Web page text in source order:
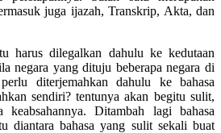
juga ijazah, Transkrip, Akta, dan
harus dilegalkan dahulu ke kedutaan
negara yang dituju beberapa negara di
diterjemahkan dahulu ke bahasa
sendiri? tentunya akan begitu sulit,
Ditambah lagi bahasa
diantara bahasa yang sulit sekali buat